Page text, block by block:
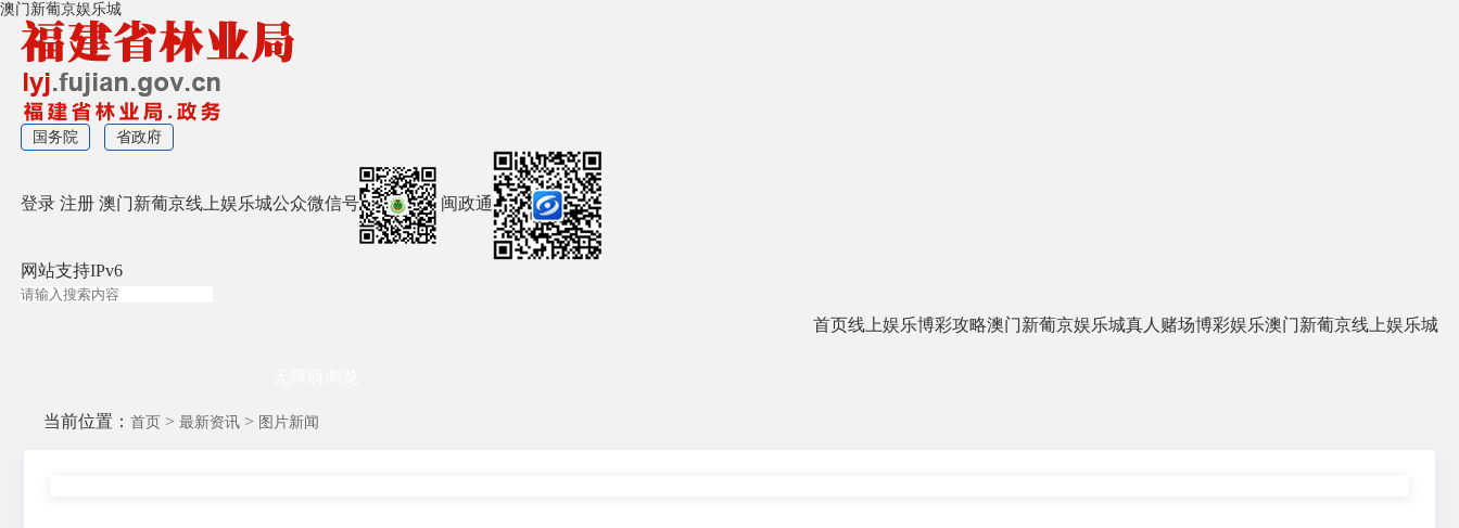
澳门新葡京娱乐城
国务院 省政府
登录 注册 澳门新葡京线上娱乐城公众微信号 闽政通
网站支持IPv6
首页线上娱乐博彩攻略澳门新葡京娱乐城真人赌场博彩娱乐澳门新葡京线上娱乐城
当前位置： 首页 > 最新资讯 > 图片新闻